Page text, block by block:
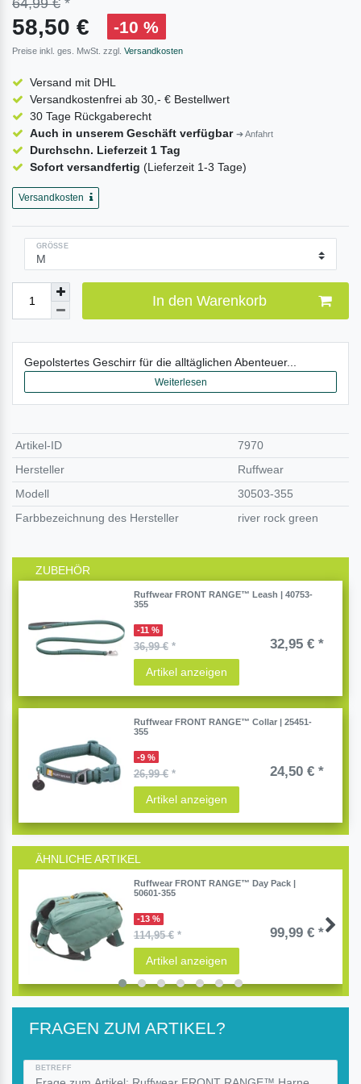
58,50 € -10 %
Preise inkl. ges. MwSt. zzgl. Versandkosten
Versand mit DHL
Versandkostenfrei ab 30,- € Bestellwert
30 Tage Rückgaberecht
Auch in unserem Geschäft verfügbar ➔ Anfahrt
Durchschn. Lieferzeit 1 Tag
Sofort versandfertig (Lieferzeit 1-3 Tage)
Versandkosten
GRÖSSE
In den Warenkorb
Gepolstertes Geschirr für die alltäglichen Abenteuer...
Weiterlesen
Artikel-ID
7970
Hersteller
Ruffwear
Modell
30503-355
Farbbezeichnung des Hersteller
river rock green
ZUBEHÖR
Ruffwear FRONT RANGE™ Leash | 40753-
355
-11 %
36,99 €* 32,95 € *
Artikel anzeigen
Ruffwear FRONT RANGE™ Collar | 25451-
355
-9 %
26,99 €* 24,50 € *
Artikel anzeigen
ÄHNLICHE ARTIKEL
Ruffwear FRONT RANGE™ Day Pack |
50601-355
-13 %
114,95 €* 99,99 € *
Artikel anzeigen
FRAGEN ZUM ARTIKEL?
BETREFF